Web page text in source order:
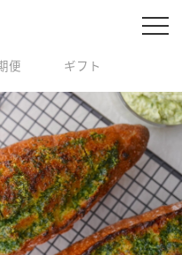
便 ギフト